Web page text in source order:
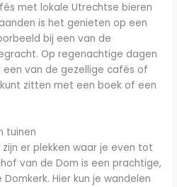
met lokale Utrechtse bieren
is het genieten op een
bij een van de
Op regenachtige dagen
van de gezellige cafés of
zitten met een boek of een
tuinen
er plekken waar je even tot
van de Dom is een prachtige,
Hier kun je wandelen